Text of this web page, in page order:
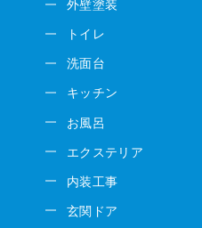
外壁塗装
トイレ
洗面台
キッチン
お風呂
エクステリア
内装工事
玄関ドア